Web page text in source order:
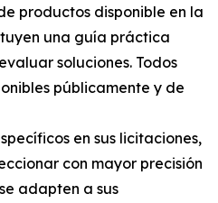
productos disponible en la
una guía práctica
soluciones. Todos
públicamente y de
en sus licitaciones,
con mayor precisión
adapten a sus